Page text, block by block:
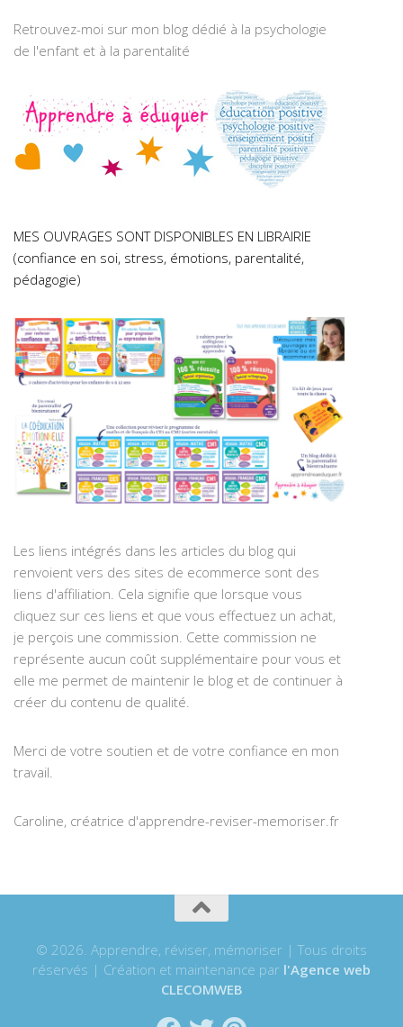
Retrouvez-moi sur mon blog dédié à la psychologie
de l'enfant et à la parentalité
MES OUVRAGES SONT DISPONIBLES EN LIBRAIRIE
(confiance en soi, stress, émotions, parentalité,
pédagogie)
Les liens intégrés dans les articles du blog qui
renvoient vers des sites de ecommerce sont des
liens d'affiliation. Cela signifie que lorsque vous
cliquez sur ces liens et que vous effectuez un achat,
je perçois une commission. Cette commission ne
représente aucun coût supplémentaire pour vous et
elle me permet de maintenir le blog et de continuer à
créer du contenu de qualité.
Merci de votre soutien et de votre confiance en mon
travail.
Caroline, créatrice d'apprendre-reviser-memoriser.fr
© 2026. Apprendre, réviser, mémoriser | Tous droits
réservés | Création et maintenance par l'Agence web
CLECOMWEB